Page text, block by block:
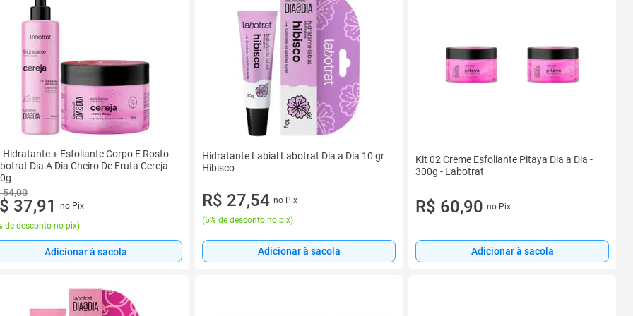
Hidratante + Esfoliante Corpo E Rosto
Dia A Dia Cheiro De Fruta Cereja
54,00
37,91
no Pix
de desconto no pix)
Adicionar à sacola
Hidratante Labial Labotrat Dia a Dia 10 gr
Hibisco
R$ 27,54 no Pix
(5% de desconto no pix)
Adicionar à sacola
Kit 02 Creme Esfoliante Pitaya Dia a Dia -
300g - Labotrat
R$ 60,90 no Pix
Adicionar à sacola